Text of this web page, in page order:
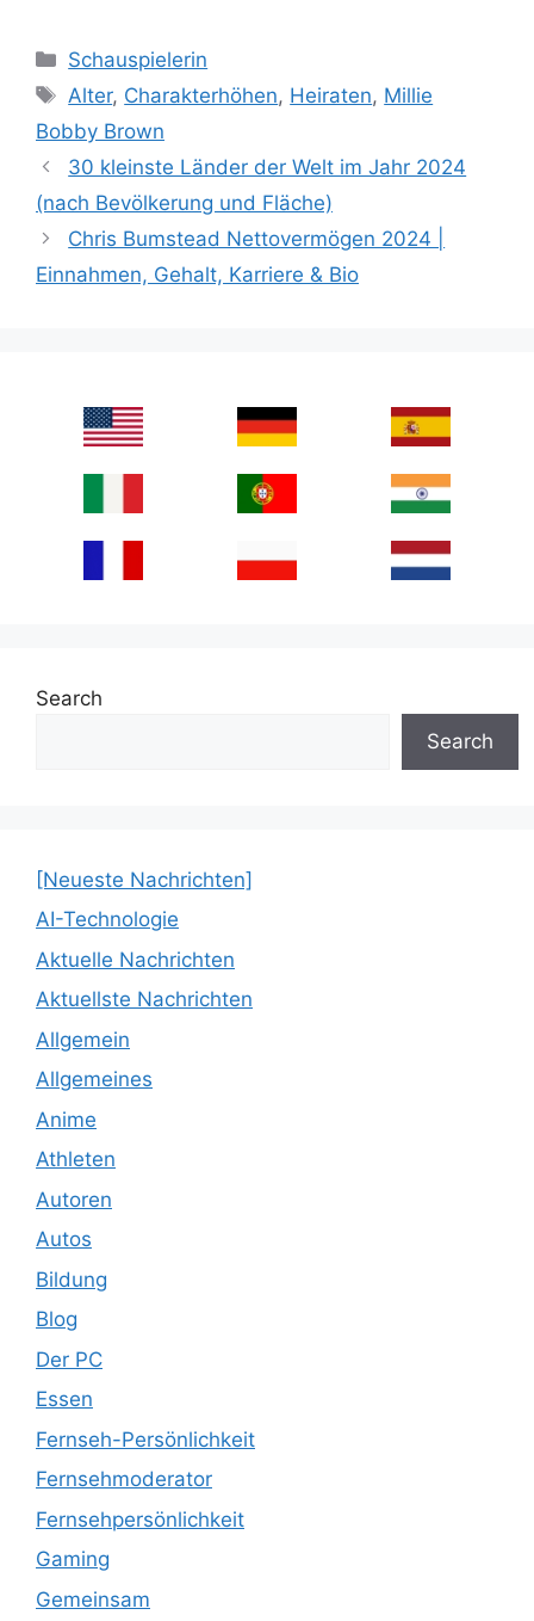
Categories
Schauspielerin
Tags
Alter, Charakterhöhen, Heiraten, Millie
Bobby Brown
30 kleinste Länder der Welt im Jahr 2024
(nach Bevölkerung und Fläche)
Chris Bumstead Nettovermögen 2024 |
Einnahmen, Gehalt, Karriere & Bio
Search
Search
[Neueste Nachrichten]
AI-Technologie
Aktuelle Nachrichten
Aktuellste Nachrichten
Allgemein
Allgemeines
Anime
Athleten
Autoren
Autos
Bildung
Blog
Der PC
Essen
Fernseh-Persönlichkeit
Fernsehmoderator
Fernsehpersönlichkeit
Gaming
Gemeinsam